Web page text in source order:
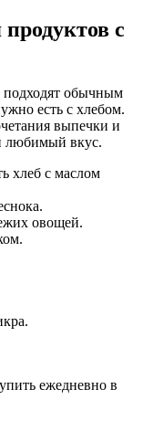
с
подходят обычным
есть с хлебом.
выпечки и
любимый вкус.
овощей.
ежедневно в